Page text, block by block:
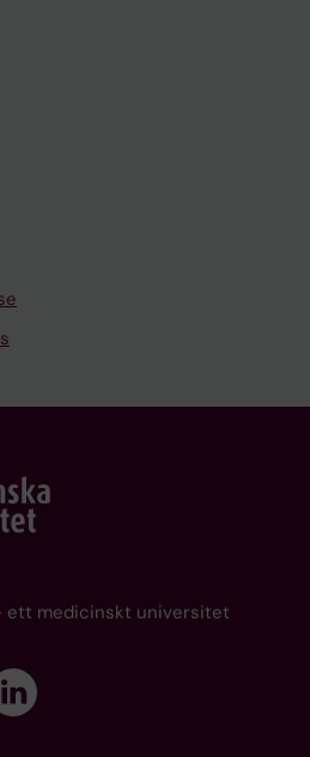
medicinskt universitet